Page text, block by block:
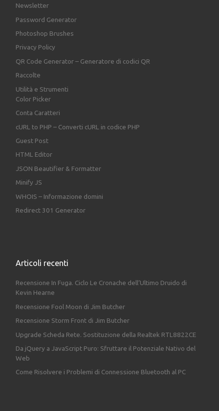
Newsletter
Password Generator
Photoshop Brushes
Privacy Policy
QR Code Generator – Generatore di codici QR
Raccolte
Utilità e Strumenti
Color Picker
Conta Caratteri
cURL to PHP – Converti cURL in codice PHP
Guest Post
HTML Editor
JSON Beautifier & Formatter
Minify JS
WHOIS – Informazione domini
Redirect 301 Generator
Articoli recenti
Recensione In Fuga. Ciclo Le Cronache dell’Ultimo Druido di
Kevin Hearne
Recensione Fool Moon di Jim Butcher
Recensione Storm Front di Jim Butcher
Upgrade Scheda Rete. Sostituzione della Realtek RTL8822CE
Da jQuery a JavaScript Puro: Sfruttare il Potenziale Nativo del
Web
Come Risolvere i Problemi di Connessione Bluetooth al PC